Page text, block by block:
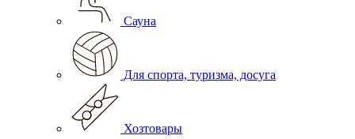
Сауна
Для спорта, туризма, досуга
Хозтовары